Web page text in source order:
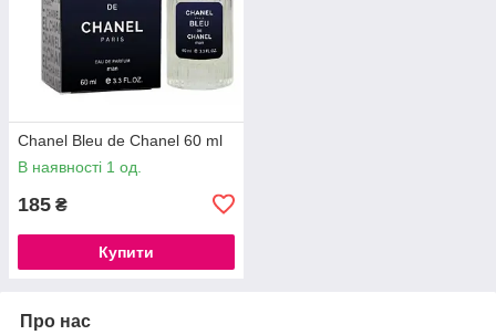
Chanel Bleu de Chanel 60 ml
В наявності 1 од.
185 ₴
Купити
Про нас